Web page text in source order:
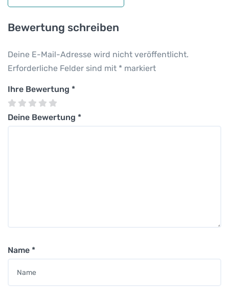
Bewertung schreiben
Deine E-Mail-Adresse wird nicht veröffentlicht.
Erforderliche Felder sind mit * markiert
Ihre Bewertung *
Deine Bewertung *
Name *